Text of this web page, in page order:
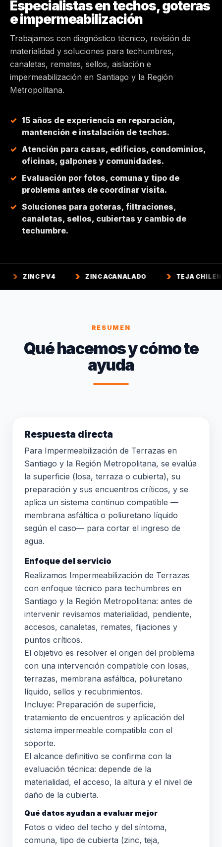
MAIPÚ
PEÑALOLÉN
HUECHURABA
COLINA
CHICUREO
Especialistas en techos, goteras
e impermeabilización
Trabajamos con diagnóstico técnico, revisión de
materialidad y soluciones para techumbres,
canaletas, remates, sellos, aislación e
impermeabilización en Santiago y la Región
Metropolitana.
15 años de experiencia en reparación,
mantención e instalación de techos.
Atención para casas, edificios, condominios,
oficinas, galpones y comunidades.
Evaluación por fotos, comuna y tipo de
problema antes de coordinar visita.
Soluciones para goteras, filtraciones,
canaletas, sellos, cubiertas y cambio de
techumbre.
ZINC ACANALADO TEJA CHILENA
RESUMEN
Qué hacemos y cómo te
ayuda
Respuesta directa
Para Impermeabilización de Terrazas en
Santiago y la Región Metropolitana, se evalúa
la superficie (losa, terraza o cubierta), su
preparación y sus encuentros críticos, y se
aplica un sistema continuo compatible —
membrana asfáltica o poliuretano líquido
según el caso— para cortar el ingreso de
agua.
Enfoque del servicio
Realizamos Impermeabilización de Terrazas
con enfoque técnico para techumbres en
Santiago y la Región Metropolitana: antes de
intervenir revisamos materialidad, pendiente,
accesos, canaletas, remates, fijaciones y
puntos críticos.
El objetivo es resolver el origen del problema
con una intervención compatible con losas,
terrazas, membrana asfáltica, poliuretano
líquido, sellos y recubrimientos.
Incluye: Preparación de superficie,
tratamiento de encuentros y aplicación del
sistema impermeable compatible con el
soporte.
El alcance definitivo se confirma con la
evaluación técnica: depende de la
materialidad, el acceso, la altura y el nivel de
daño de la cubierta.
Qué datos ayudan a evaluar mejor
Fotos o video del techo y del síntoma,
comuna, tipo de cubierta (zinc, teja,